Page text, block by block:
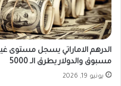
الدرهم الاماراتي يسجل مستوى
مسبوق والدولار يطرق الـ 5000
يونيو 19, 2026